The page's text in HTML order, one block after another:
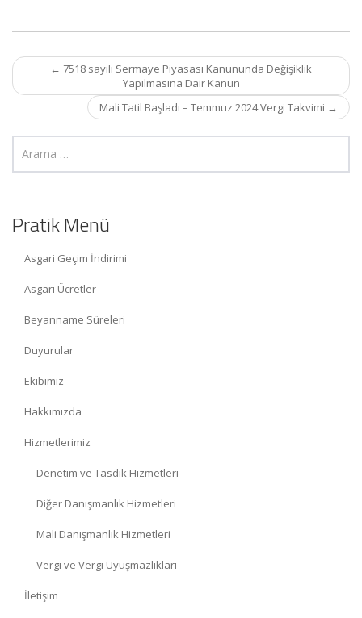
Post
navigation
← 7518 sayılı Sermaye Piyasası Kanununda Değişiklik
Yapılmasına Dair Kanun
Mali Tatil Başladı – Temmuz 2024 Vergi Takvimi →
Pratik Menü
Asgari Geçim İndirimi
Asgari Ücretler
Beyanname Süreleri
Duyurular
Ekibimiz
Hakkımızda
Hizmetlerimiz
Denetim ve Tasdik Hizmetleri
Diğer Danışmanlık Hizmetleri
Mali Danışmanlık Hizmetleri
Vergi ve Vergi Uyuşmazlıkları
İletişim